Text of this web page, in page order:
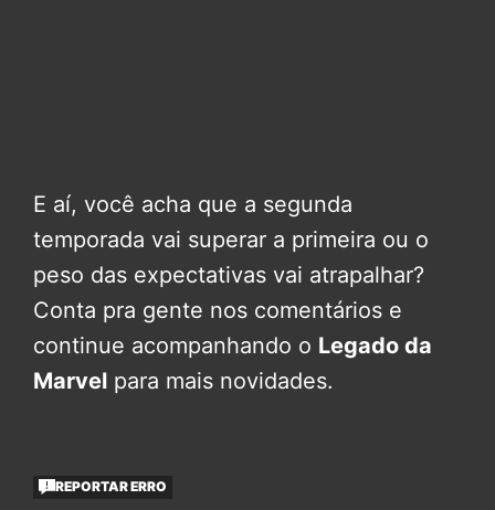
E aí, você acha que a segunda
temporada vai superar a primeira ou o
peso das expectativas vai atrapalhar?
Conta pra gente nos comentários e
continue acompanhando o Legado da
Marvel para mais novidades.
REPORTAR ERRO